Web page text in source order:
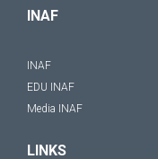
INAF
INAF
EDU INAF
Media INAF
LINKS